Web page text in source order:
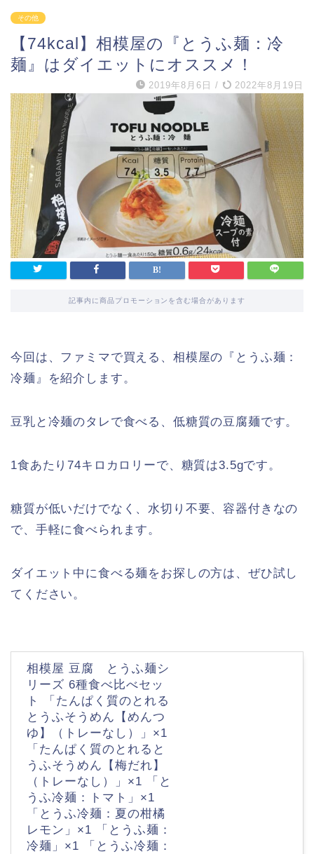
その他
【74kcal】相模屋の『とうふ麺：冷
麺』はダイエットにオススメ！
2019年8月6日 / 2022年8月19日
記事内に商品プロモーションを含む場合があります
今回は、ファミマで買える、相模屋の『とうふ麺：
冷麺』を紹介します。
豆乳と冷麺のタレで食べる、低糖質の豆腐麺です。
1食あたり74キロカロリーで、糖質は3.5gです。
糖質が低いだけでなく、水切り不要、容器付きなの
で、手軽に食べられます。
ダイエット中に食べる麺をお探しの方は、ぜひ試し
てください。
相模屋 豆腐 とうふ麺シ
リーズ 6種食べ比べセッ
ト 「たんぱく質のとれる
とうふそうめん【めんつ
ゆ】（トレーなし）」×1
「たんぱく質のとれると
うふそうめん【梅だれ】
（トレーなし）」×1 「と
うふ冷麺：トマト」×1
「とうふ冷麺：夏の柑橘
レモン」×1 「とうふ麺：
冷麺」×1 「とうふ冷麺：